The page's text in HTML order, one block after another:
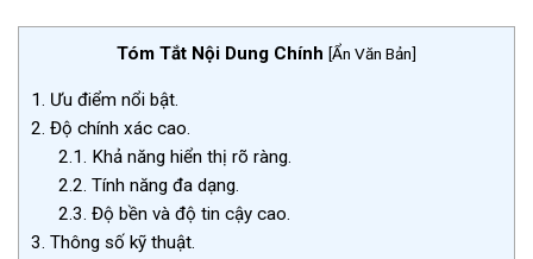
Tóm Tắt Nội Dung Chính [Ẩn Văn Bản]
1. Ưu điểm nổi bật.
2. Độ chính xác cao.
2.1. Khả năng hiển thị rõ ràng.
2.2. Tính năng đa dạng.
2.3. Độ bền và độ tin cậy cao.
3. Thông số kỹ thuật.